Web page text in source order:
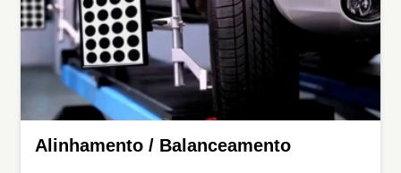
Alinhamento / Balanceamento